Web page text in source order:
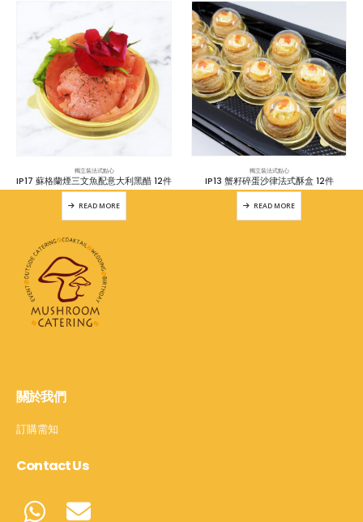
獨立裝法式點心
IP17 蘇格蘭煙三文魚配意大利黑醋 12件
READ MORE
獨立裝法式點心
IP13 蟹籽碎蛋沙律法式酥盒 12件
READ MORE
關於我們
訂購需知
Contact Us